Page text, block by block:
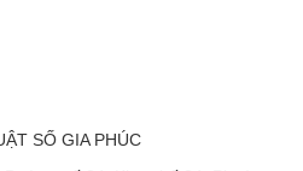
thích
SỐ GIA PHÚC